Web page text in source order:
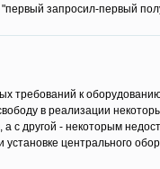
запросил-первый
требований к
в реализации
с другой - некоторым
центрального